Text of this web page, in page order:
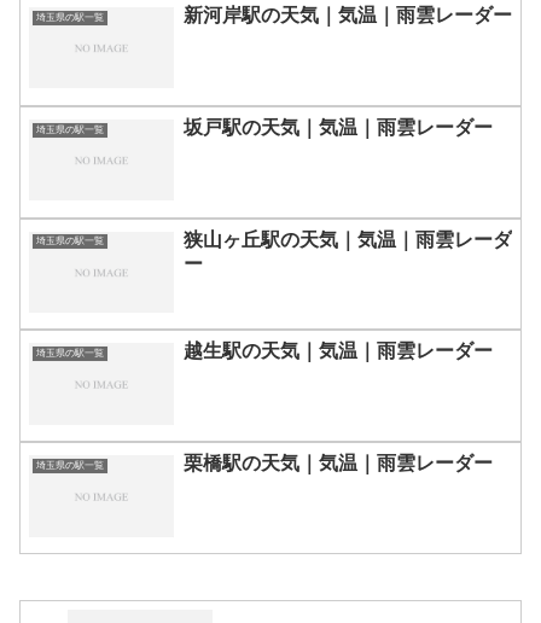
埼玉県の駅一覧 新河岸駅の天気｜気温｜雨雲レーダー
埼玉県の駅一覧 坂戸駅の天気｜気温｜雨雲レーダー
埼玉県の駅一覧
狭山ヶ丘駅の天気｜気温｜雨雲レーダ
ー
埼玉県の駅一覧 越生駅の天気｜気温｜雨雲レーダー
埼玉県の駅一覧 栗橋駅の天気｜気温｜雨雲レーダー